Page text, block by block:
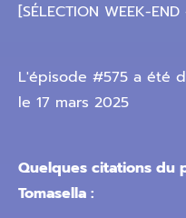
[SÉLECTION WEEK-
L'épisode #575 a été
le 17 mars 2025
Quelques citations du
Tomasella :